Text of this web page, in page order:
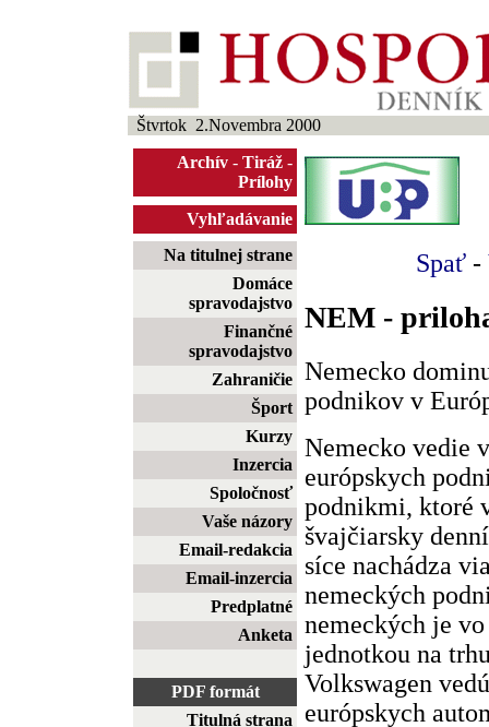
Štvrtok 2.Novembra 2000
Archív - Tiráž -
Prílohy
Vyhľadávanie
Na titulnej strane
Domáce
spravodajstvo
Finančné
spravodajstvo
Zahraničie
Šport
Kurzy
Inzercia
Spoločnosť
Vaše názory
Email-redakcia
Email-inzercia
Predplatné
Anketa
PDF formát
Titulná strana
Spať -
NEM -
Nemecko
podnikov v
Nemecko vedie
európskych
podnikmi, ktoré
švajčiarsky
síce nachádza
nemeckých
nemeckých je
jednotkou na
Volkswagen
európskych